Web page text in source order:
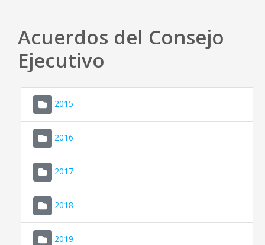
Mapa web
Ayuda
Acuerdos del Consejo
Ejecutivo
2015
2016
2017
2018
2019